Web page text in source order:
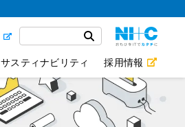
サスティナビリティ 採用情報